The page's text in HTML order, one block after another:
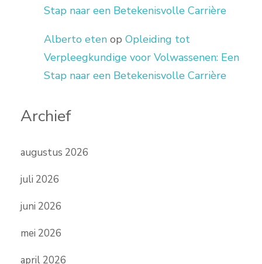
Stap naar een Betekenisvolle Carrière
Alberto eten op Opleiding tot
Verpleegkundige voor Volwassenen: Een
Stap naar een Betekenisvolle Carrière
Archief
augustus 2026
juli 2026
juni 2026
mei 2026
april 2026